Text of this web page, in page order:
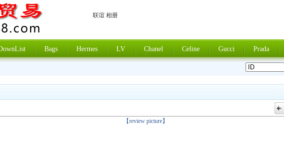
联谊 相册
Bags Hermes LV Chanel Celine Gucci Prada
【review picture】
上一张